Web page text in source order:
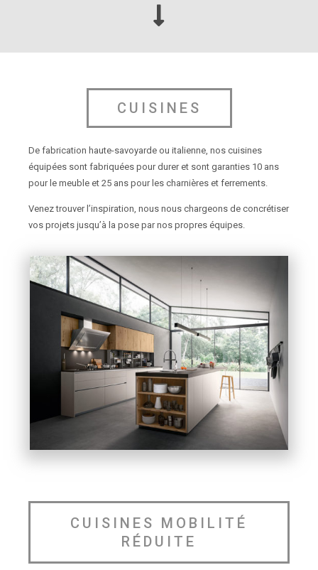
CUISINES
De fabrication haute-savoyarde ou italienne, nos cuisines
équipées sont fabriquées pour durer et sont garanties 10 ans
pour le meuble et 25 ans pour les charnières et ferrements.
Venez trouver l’inspiration, nous nous chargeons de concrétiser
vos projets jusqu’à la pose par nos propres équipes.
CUISINES MOBILITÉ
RÉDUITE